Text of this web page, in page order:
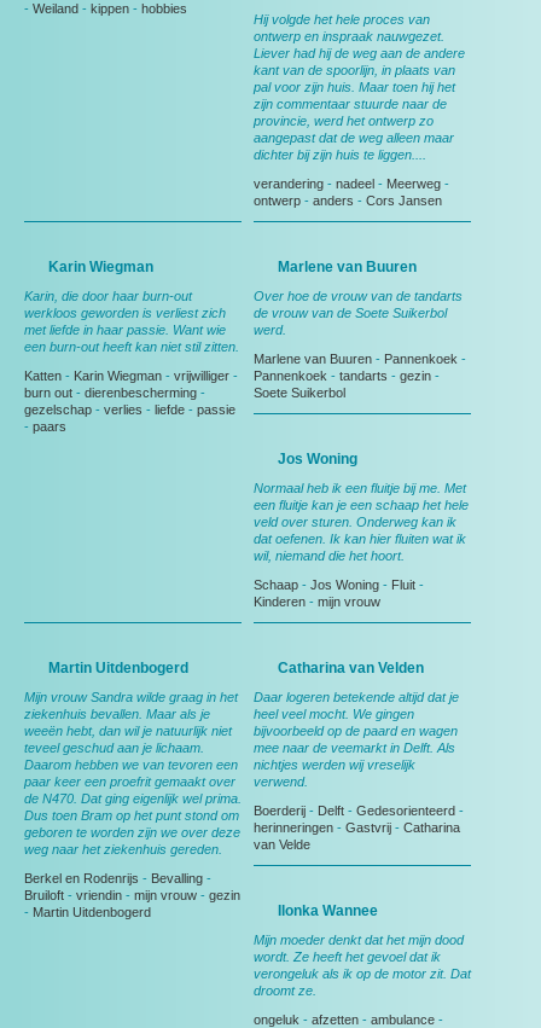
- Weiland - kippen - hobbies
Hij volgde het hele proces van
ontwerp en inspraak nauwgezet.
Liever had hij de weg aan de andere
kant van de spoorlijn, in plaats van
pal voor zijn huis. Maar toen hij het
zijn commentaar stuurde naar de
provincie, werd het ontwerp zo
aangepast dat de weg alleen maar
dichter bij zijn huis te liggen....
verandering - nadeel - Meerweg -
ontwerp - anders - Cors Jansen
Karin Wiegman
Karin, die door haar burn-out
werkloos geworden is verliest zich
met liefde in haar passie. Want wie
een burn-out heeft kan niet stil zitten.
Katten - Karin Wiegman - vrijwilliger -
burn out - dierenbescherming -
gezelschap - verlies - liefde - passie
- paars
Marlene van Buuren
Over hoe de vrouw van de tandarts
de vrouw van de Soete Suikerbol
werd.
Marlene van Buuren - Pannenkoek -
Pannenkoek - tandarts - gezin -
Soete Suikerbol
Jos Woning
Normaal heb ik een fluitje bij me. Met
een fluitje kan je een schaap het hele
veld over sturen. Onderweg kan ik
dat oefenen. Ik kan hier fluiten wat ik
wil, niemand die het hoort.
Schaap - Jos Woning - Fluit -
Kinderen - mijn vrouw
Martin Uitdenbogerd
Mijn vrouw Sandra wilde graag in het
ziekenhuis bevallen. Maar als je
weeën hebt, dan wil je natuurlijk niet
teveel geschud aan je lichaam.
Daarom hebben we van tevoren een
paar keer een proefrit gemaakt over
de N470. Dat ging eigenlijk wel prima.
Dus toen Bram op het punt stond om
geboren te worden zijn we over deze
weg naar het ziekenhuis gereden.
Berkel en Rodenrijs - Bevalling -
Bruiloft - vriendin - mijn vrouw - gezin
- Martin Uitdenbogerd
Catharina van Velden
Daar logeren betekende altijd dat je
heel veel mocht. We gingen
bijvoorbeeld op de paard en wagen
mee naar de veemarkt in Delft. Als
nichtjes werden wij vreselijk
verwend.
Boerderij - Delft - Gedesorienteerd -
herinneringen - Gastvrij - Catharina
van Velde
Ilonka Wannee
Mijn moeder denkt dat het mijn dood
wordt. Ze heeft het gevoel dat ik
verongeluk als ik op de motor zit. Dat
droomt ze.
ongeluk - afzetten - ambulance -